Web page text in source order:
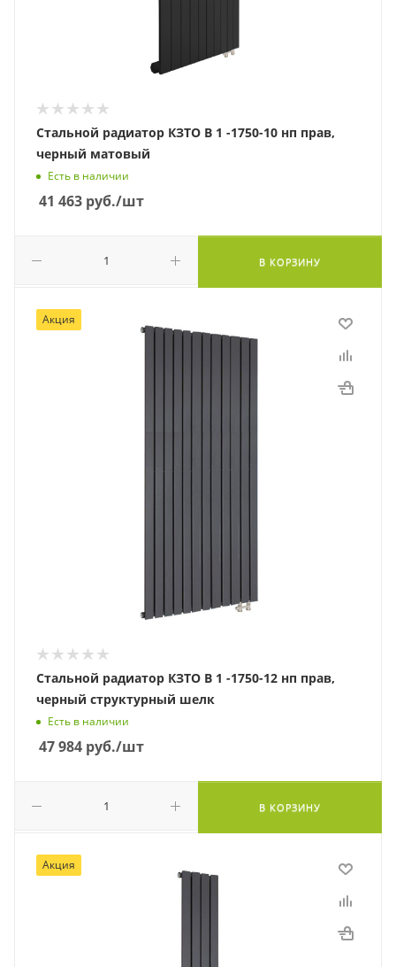
Стальной радиатор КЗТО В 1 -1750-10 нп прав,
черный матовый
Есть в наличии
41 463 руб./шт
В КОРЗИНУ
Акция
Стальной радиатор КЗТО В 1 -1750-12 нп прав,
черный структурный шелк
Есть в наличии
47 984 руб./шт
В КОРЗИНУ
Акция